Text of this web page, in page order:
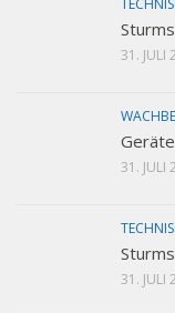
31. JULI
31. JULI
31. JULI